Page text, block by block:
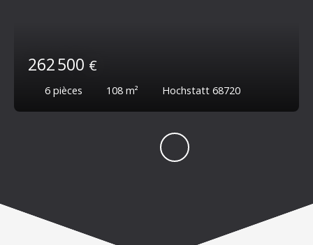
262 500 €
6 pièces 108 m² Hochstatt 68720